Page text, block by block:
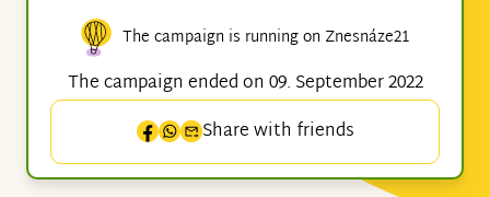
The campaign is running on Znesnáze21
The campaign ended on 09. September 2022
Share with friends